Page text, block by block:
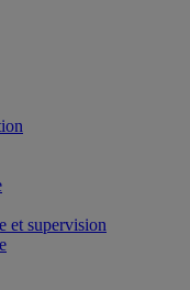
et supervision